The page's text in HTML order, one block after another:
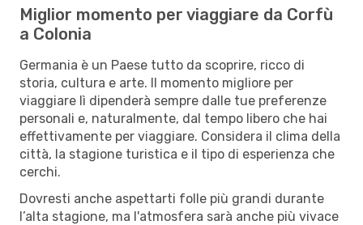
Miglior momento per viaggiare da Corfù
a Colonia
Germania è un Paese tutto da scoprire, ricco di
storia, cultura e arte. Il momento migliore per
viaggiare lì dipenderà sempre dalle tue preferenze
personali e, naturalmente, dal tempo libero che hai
effettivamente per viaggiare. Considera il clima della
città, la stagione turistica e il tipo di esperienza che
cerchi.
Dovresti anche aspettarti folle più grandi durante
l’alta stagione, ma l'atmosfera sarà anche più vivace